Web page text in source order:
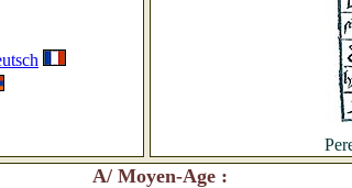
A/ Moyen-Age :